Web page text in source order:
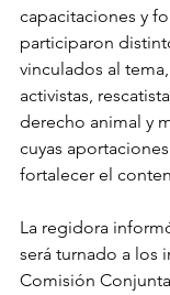
capacitaciones y
participaron
vinculados al
activistas,
derecho animal y
cuyas
fortalecer el
La regidora
será turnado a los
Comisión